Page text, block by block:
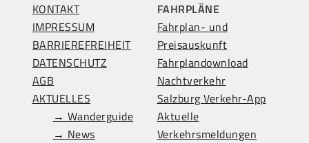
KONTAKT
IMPRESSUM
BARRIEREFREIHEIT
DATENSCHUTZ
AGB
AKTUELLES
→ Wanderguide
→ News
FAHRPLÄNE
Fahrplan- und
Preisauskunft
Fahrplandownload
Nachtverkehr
Salzburg Verkehr-App
Aktuelle
Verkehrsmeldungen